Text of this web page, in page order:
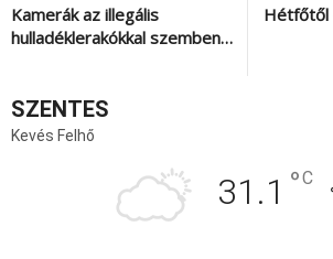
Kamerák az illegális
hulladéklerakókkal szemben…
Hétfőtől
SZENTES
Kevés Felhő
31.1 °C